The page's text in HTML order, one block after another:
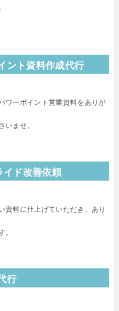
ント資料作成代行
ワーポイント営業資料をありが
いませ。
ド改善依頼
資料に仕上げていただき、あり
。
行